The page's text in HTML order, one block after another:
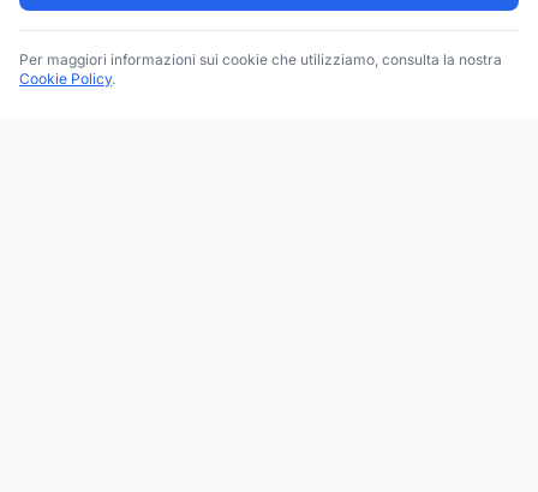
Per maggiori informazioni sui cookie che utilizziamo, consulta la nostra
Cookie Policy.